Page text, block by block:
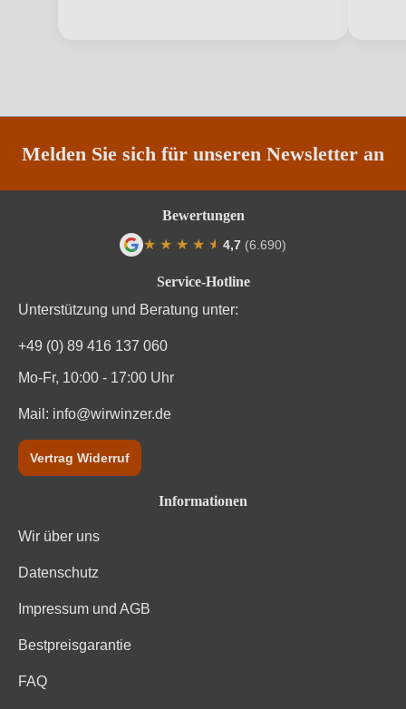
Säuregehalt in g/L
Traubenfarbe Weiß
Melden Sie sich für unseren Newsletter an
Service-Hotline
Unterstützung und Beratung unter:
+49 (0) 89 416 137 060
Mo-Fr, 10:00 - 17:00 Uhr
Mail: info@wirwinzer.de
Vertrag Widerruf
Informationen
Wir über uns
Datenschutz
Impressum und AGB
Bestpreisgarantie
FAQ
Bewertungen
★ ★ ★ ★ ★
★ 4,7 (6.690)